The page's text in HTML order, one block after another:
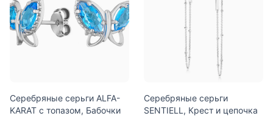
Серебряные серьги ALFA-
KARAT с топазом, Бабочки
Серебряные серьги
SENTIELL, Крест и цепочка